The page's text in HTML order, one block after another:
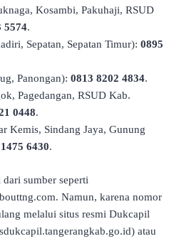
Kosambi, Pakuhaji, RSUD
5574.
Sepatan, Sepatan Timur):0895
Panongan):0813 8202 4834.
Pagedangan, RSUD Kab.
0448.
Kemis, Sindang Jaya, Gunung
6430.
sumber seperti
Namun, karena nomor
melalui situs resmi Dukcapil
atau